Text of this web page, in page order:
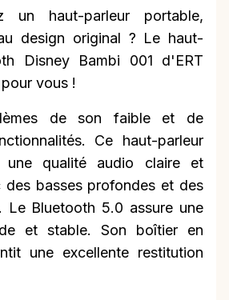
un haut-parleur portable,
design original ? Le haut-
Disney Bambi 001 d'ERT
vous !
de son faible et de
Ce haut-parleur
une qualité audio claire et
des basses profondes et des
Le Bluetooth 5.0 assure une
et stable. Son boîtier en
une excellente restitution